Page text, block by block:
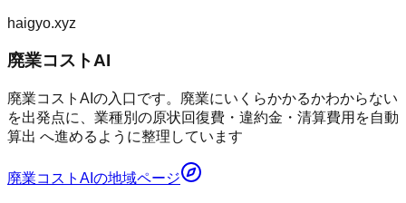
haigyo.xyz
廃業コストAI
廃業コストAIの入口です。廃業にいくらかかるかわからない
を出発点に、業種別の原状回復費・違約金・清算費用を自動
算出 へ進めるように整理しています
廃業コストAI の地域ページ